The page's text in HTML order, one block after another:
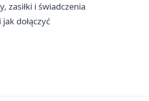
zasiłki i świadczenia
dołączyć